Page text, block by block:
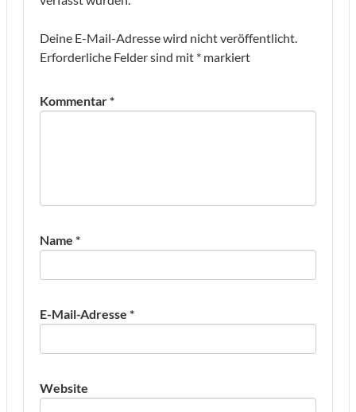
Deine E-Mail-Adresse wird nicht veröffentlicht.
Erforderliche Felder sind mit * markiert
Kommentar*
Name *
E-Mail-Adresse *
Website